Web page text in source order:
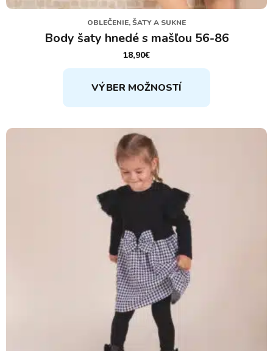
OBLEČENIE, ŠATY A SUKNE
Body šaty hnedé s mašľou 56-86
18,90€
VÝBER MOŽNOSTÍ
Tento
produkt
má